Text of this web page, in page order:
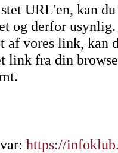
URL'en, kan
og derfor usynlig.
af vores link, kan
link fra din
https://